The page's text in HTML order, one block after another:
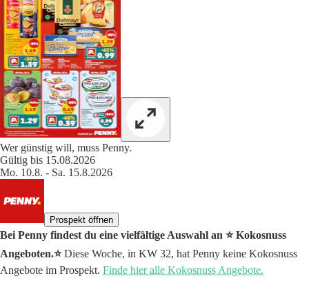
Wer günstig will, muss Penny.
Gültig bis 15.08.2026
Mo. 10.8. - Sa. 15.8.2026
Prospekt öffnen
Bei Penny findest du eine vielfältige Auswahl an ⭐️ Kokosnuss
Angeboten.⭐️Diese Woche, in KW 32, hat Penny keine Kokosnuss
Angebote im Prospekt. Finde hier alle Kokosnuss Angebote.